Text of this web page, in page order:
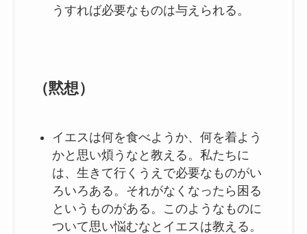
うすれば必要なものは与えられる。
（黙想）
イエスは何を食べようか、何を着よう
かと思い煩うなと教える。私たちに
は、生きて行くうえで必要なものがい
ろいろある。それがなくなったら困る
というものがある。このようなものに
ついて思い悩むなとイエスは教える。